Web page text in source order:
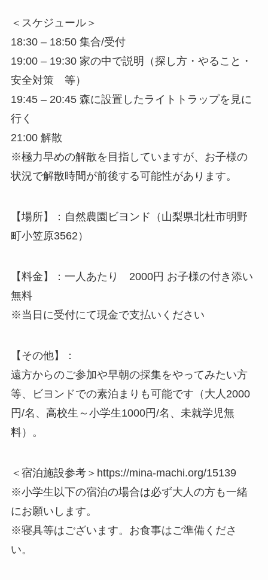
＜スケジュール＞
18:30 – 18:50 集合/受付
19:00 – 19:30 家の中で説明（探し方・やること・
安全対策 等）
19:45 – 20:45 森に設置したライトトラップを見に
行く
21:00 解散
※極力早めの解散を目指していますが、お子様の
状況で解散時間が前後する可能性があります。
【場所】：自然農園ビヨンド（山梨県北杜市明野
町小笠原3562）
【料金】：一人あたり 2000円 お子様の付き添い
無料
※当日に受付にて現金で支払いください
【その他】：
遠方からのご参加や早朝の採集をやってみたい方
等、ビヨンドでの素泊まりも可能です（大人2000
円/名、高校生～小学生1000円/名、未就学児無
料）。
＜宿泊施設参考＞https://mina-machi.org/15139
※小学生以下の宿泊の場合は必ず大人の方も一緒
にお願いします。
※寝具等はございます。お食事はご準備くださ
い。